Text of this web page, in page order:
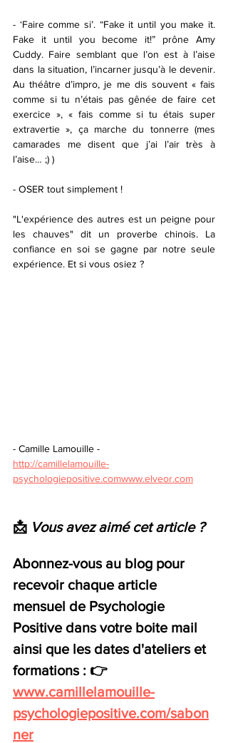
- ‘Faire comme si’. “Fake it until you make it.
Fake it until you become it!” prône Amy
Cuddy. Faire semblant que l’on est à l’aise
dans la situation, l’incarner jusqu’à le devenir.
Au théâtre d’impro, je me dis souvent « fais
comme si tu n’étais pas gênée de faire cet
exercice », « fais comme si tu étais super
extravertie », ça marche du tonnerre (mes
camarades me disent que j’ai l’air très à
l’aise… ;) )
- OSER tout simplement !
"L'expérience des autres est un peigne pour
les chauves" dit un proverbe chinois. La
confiance en soi se gagne par notre seule
expérience. Et si vous osiez ?
- Camille Lamouille -
http://camillelamouille-
psychologiepositive.comwww.elveor.com
📩 Vous avez aimé cet article ?
Abonnez-vous au blog pour
recevoir chaque article
mensuel de Psychologie
Positive dans votre boite mail
ainsi que les dates d'ateliers et
formations : 👉
www.camillelamouille-
psychologiepositive.com/sabon
ner